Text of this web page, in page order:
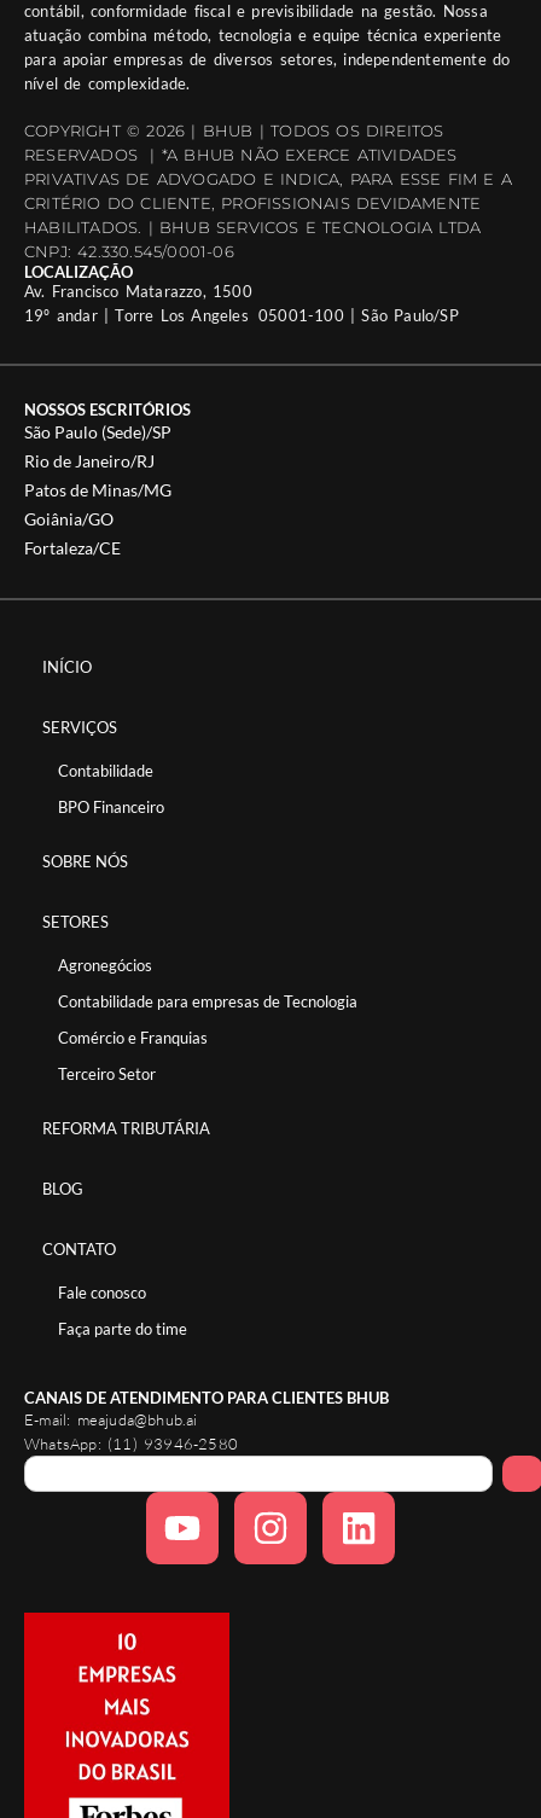
contábil, conformidade fiscal e previsibilidade na gestão. Nossa
atuação combina método, tecnologia e equipe técnica experiente
para apoiar empresas de diversos setores, independentemente do
nível de complexidade.
COPYRIGHT © 2026 | BHUB | TODOS OS DIREITOS
RESERVADOS | *A BHUB NÃO EXERCE ATIVIDADES
PRIVATIVAS DE ADVOGADO E INDICA, PARA ESSE FIM E A
CRITÉRIO DO CLIENTE, PROFISSIONAIS DEVIDAMENTE
HABILITADOS. | BHUB SERVICOS E TECNOLOGIA LTDA
CNPJ: 42.330.545/0001-06
LOCALIZAÇÃO
Av. Francisco Matarazzo, 1500
19º andar | Torre Los Angeles 05001-100 | São Paulo/SP
NOSSOS ESCRITÓRIOS
São Paulo (Sede)/SP
Rio de Janeiro/RJ
Patos de Minas/MG
Goiânia/GO
Fortaleza/CE
INÍCIO
SERVIÇOS
Contabilidade
BPO Financeiro
SOBRE NÓS
SETORES
Agronegócios
Contabilidade para empresas de Tecnologia
Comércio e Franquias
Terceiro Setor
REFORMA TRIBUTÁRIA
BLOG
CONTATO
Fale conosco
Faça parte do time
CANAIS DE ATENDIMENTO PARA CLIENTES BHUB
E-mail: meajuda@bhub.ai
WhatsApp: (11) 93946-2580